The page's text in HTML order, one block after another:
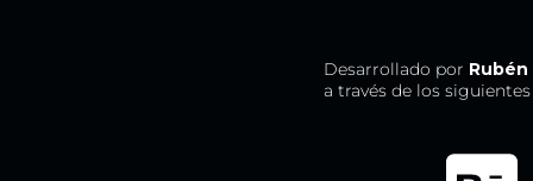
Desarrollado por
a través de los